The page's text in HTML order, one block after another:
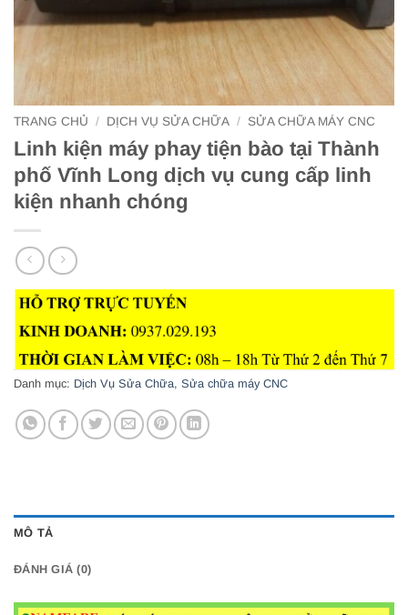
TRANG CHỦ / DỊCH VỤ SỬA CHỮA / SỬA CHỮA MÁY CNC
Linh kiện máy phay tiện bào tại Thành
phố Vĩnh Long dịch vụ cung cấp linh
kiện nhanh chóng
Danh mục: Dịch Vụ Sửa Chữa, Sửa chữa máy CNC
MÔ TẢ
ĐÁNH GIÁ (0)